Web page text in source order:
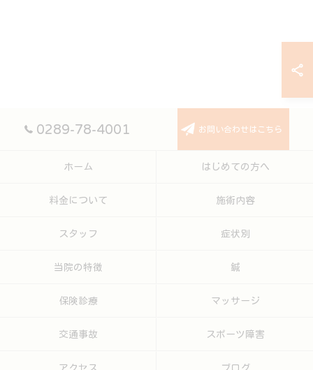
0289-78-4001 お問い合わせはこちら
ホーム はじめての方へ
料金について 施術内容
スタッフ 症状別
当院の特徴 鍼
保険診療 マッサージ
交通事故 スポーツ障害